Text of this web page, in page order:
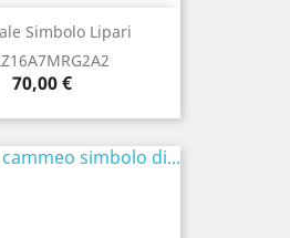
Simbolo Lipari
Prezzo
70,00 €